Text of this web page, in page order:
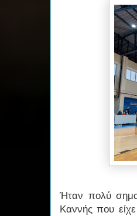
Ήταν πολύ
Καννής που